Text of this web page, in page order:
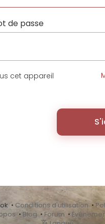
de passe
cet appareil
• Conditions d'utilisation •
•Blog • Forum •